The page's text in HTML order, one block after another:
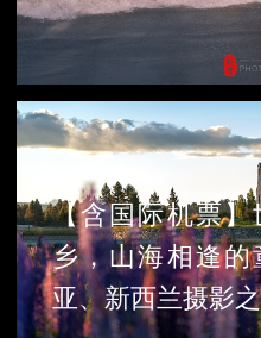
【含国际机票
乡，山海相逢
亚、新西兰摄影